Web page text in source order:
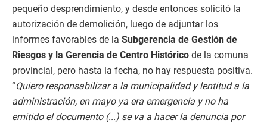
pequeño desprendimiento, y desde entonces solicitó la
autorización de demolición, luego de adjuntar los
informes favorables de la Subgerencia de Gestión de
Riesgos y la Gerencia de Centro Histórico de la comuna
provincial, pero hasta la fecha, no hay respuesta positiva.
“Quiero responsabilizar a la municipalidad y lentitud a la
administración, en mayo ya era emergencia y no ha
emitido el documento (...) se va a hacer la denuncia por